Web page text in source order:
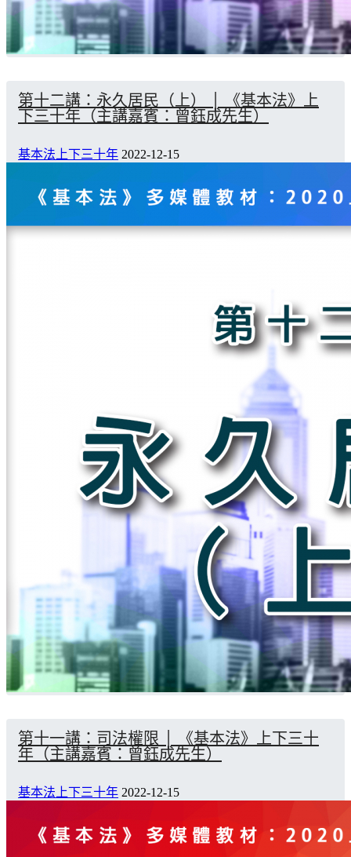
第十二講：永久居民（上） │ 《基本法》上
下三十年（主講嘉賓：曾鈺成先生）
基本法上下三十年 2022-12-15
第十一講：司法權限 │ 《基本法》上下三十
年（主講嘉賓：曾鈺成先生）
基本法上下三十年 2022-12-15